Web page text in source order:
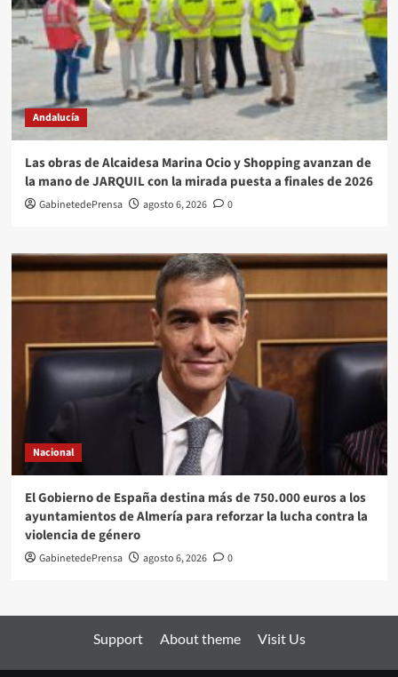
Andalucía
Las obras de Alcaidesa Marina Ocio y Shopping avanzan de
la mano de JARQUIL con la mirada puesta a finales de 2026
GabinetedePrensa agosto 6, 2026 0
Nacional
El Gobierno de España destina más de 750.000 euros a los
ayuntamientos de Almería para reforzar la lucha contra la
violencia de género
GabinetedePrensa agosto 6, 2026 0
Support About theme Visit Us